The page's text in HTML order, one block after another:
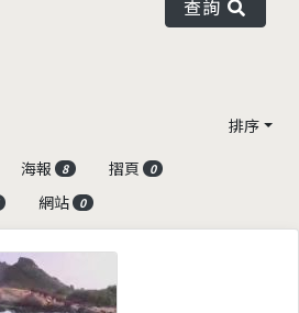
查詢
排序
海報 8 摺頁 0
網站 0